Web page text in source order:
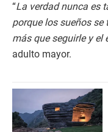
“La verdad nunca es
porque los sueños se
más que seguirle y el
adulto mayor.